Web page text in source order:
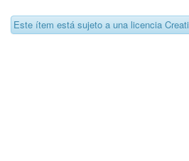
Este ítem está sujeto a una licencia